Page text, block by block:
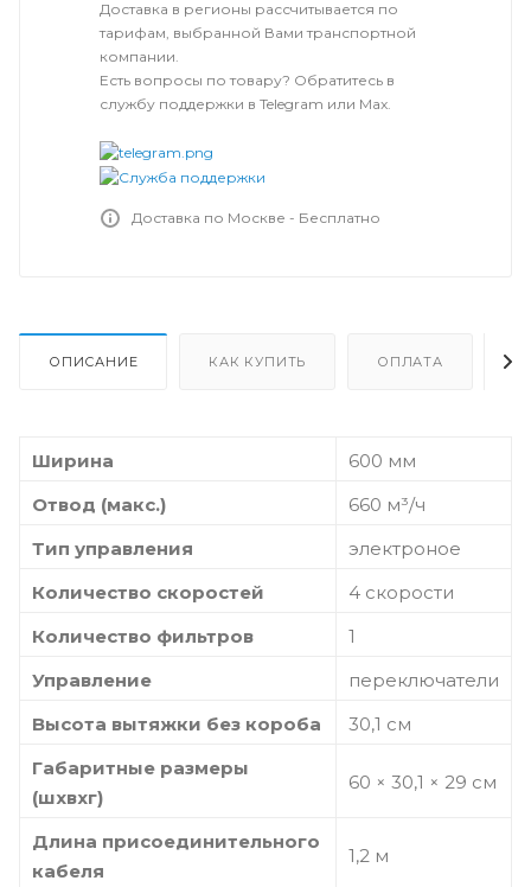
Доставка в регионы рассчитывается по
тарифам, выбранной Вами транспортной
компании.
Есть вопросы по товару? Обратитесь в
службу поддержки в Telegram или Max.
Доставка по Москве - Бесплатно
ОПИСАНИЕ КАК КУПИТЬ ОПЛАТА
Ширина
600 мм
Отвод (макс.)
660 м³/ч
Тип управления
электроное
Количество скоростей
4 скорости
Количество фильтров
1
Управление
переключатели
Высота вытяжки без короба
30,1 см
Габаритные размеры
(шхвхг)
60 × 30,1 × 29 см
Длина присоединительного
кабеля
1,2 м